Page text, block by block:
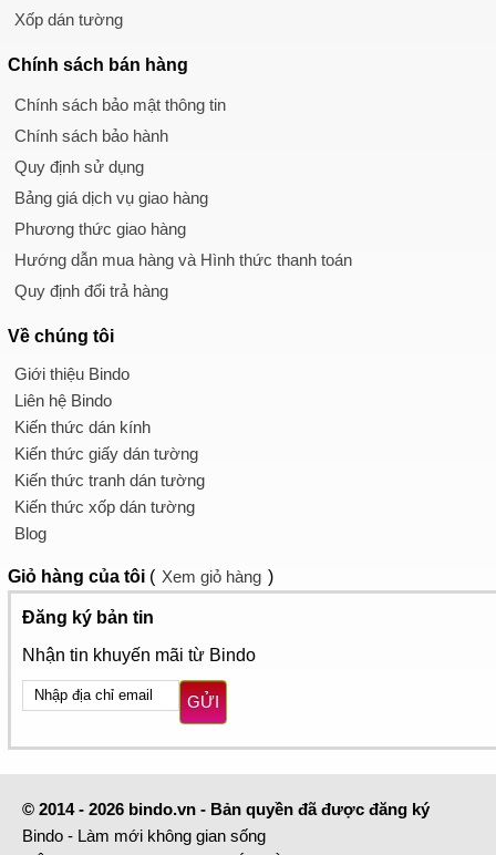
Xốp dán tường
Chính sách bán hàng
Chính sách bảo mật thông tin
Chính sách bảo hành
Quy định sử dụng
Bảng giá dịch vụ giao hàng
Phương thức giao hàng
Hướng dẫn mua hàng và Hình thức thanh toán
Quy định đổi trả hàng
Về chúng tôi
Giới thiệu Bindo
Liên hệ Bindo
Kiến thức dán kính
Kiến thức giấy dán tường
Kiến thức tranh dán tường
Kiến thức xốp dán tường
Blog
Giỏ hàng của tôi ( Xem giỏ hàng )
Đăng ký bản tin
Nhận tin khuyến mãi từ Bindo
GỬI
© 2014 - 2026 bindo.vn - Bản quyền đã được đăng ký
Bindo - Làm mới không gian sống